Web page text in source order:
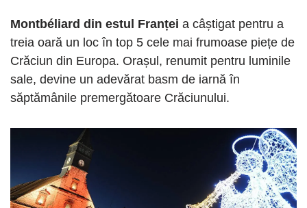
Montbéliard din estul Franței a câștigat pentru a
treia oară un loc în top 5 cele mai frumoase piețe de
Crăciun din Europa. Orașul, renumit pentru luminile
sale, devine un adevărat basm de iarnă în
săptămânile premergătoare Crăciunului.